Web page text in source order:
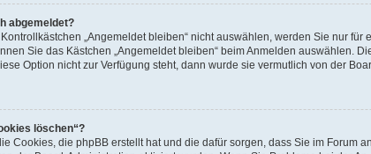
abgemeldet?
„Angemeldet bleiben“ nicht auswählen, werden Sie nur
Sie das Kästchen „Angemeldet bleiben“ beim Anmelden auswählen.
Option nicht zur Verfügung steht, dann wurde sie vermutlich von der
löschen“?
Cookies, die phpBB erstellt hat und die dafür sorgen, dass Sie im